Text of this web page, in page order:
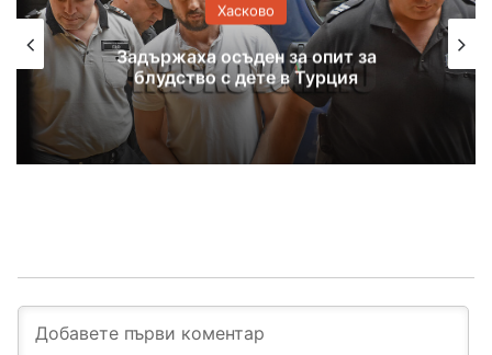
Хасково
Задържаха осъден за опит за
блудство с дете в Турция